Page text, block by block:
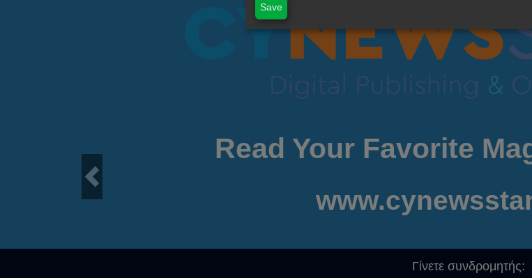
Read Your Favorite
Γίνετε συνδρομητής:
Save